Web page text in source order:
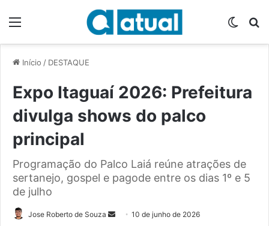
Início / DESTAQUE
Expo Itaguaí 2026: Prefeitura
divulga shows do palco
principal
Programação do Palco Laiá reúne atrações de
sertanejo, gospel e pagode entre os dias 1º e 5
de julho
Jose Roberto de Souza 10 de junho de 2026